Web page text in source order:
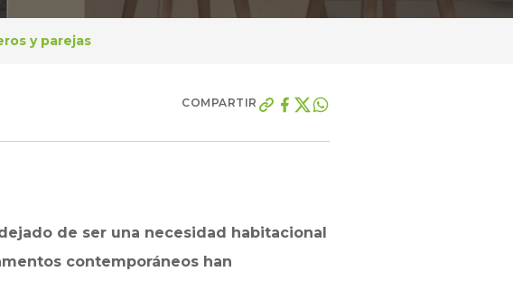
y parejas
COMPARTIR
de ser una necesidad habitacional
contemporáneos han